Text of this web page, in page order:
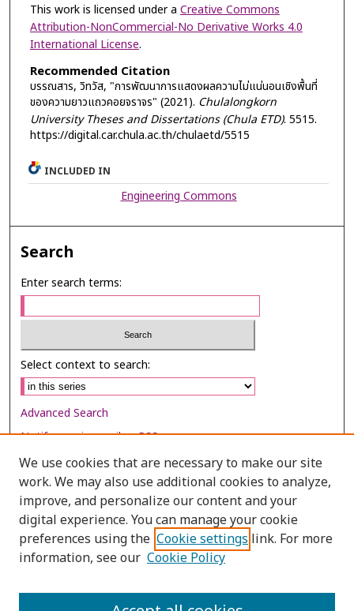
This work is licensed under a Creative Commons
Attribution-NonCommercial-No Derivative Works 4.0
International License.
Recommended Citation
บรรณสาร, วิทวัส, "การพัฒนาการแสดงผลความไม่แน่นอนเชิงพื้นที่
ของความยาวแถวคอยจราจร" (2021). Chulalongkorn
University Theses and Dissertations (Chula ETD). 5515.
https://digital.car.chula.ac.th/chulaetd/5515
INCLUDED IN
Engineering Commons
Search
Enter search terms:
Select context to search:
Advanced Search
Notify me via email orRSS
Browse
Collections
Disciplines
Authors
We use cookies that are necessary to make our site
work. We may also use additional cookies to analyze,
improve, and personalize our content and your
digital experience. You can manage your cookie
preferences using the Cookie settings link. For more
information, see our Cookie Policy